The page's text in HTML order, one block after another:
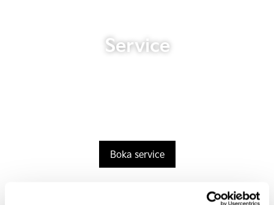
Service
Boka service